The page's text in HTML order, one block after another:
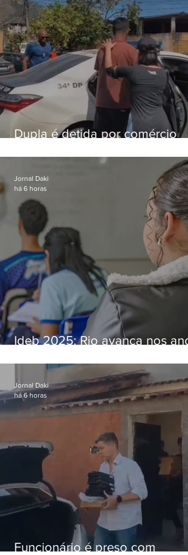
Dupla é detida por comércio
Bangu
Ideb 2025: Rio avança nos
nacional
Jornal Daki
há 6 horas
Funcionário é preso com
Jornal Daki
há 6 horas